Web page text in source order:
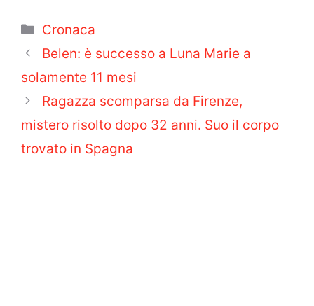
Categorie
Cronaca
Belen: è successo a Luna Marie a
solamente 11 mesi
Ragazza scomparsa da Firenze,
mistero risolto dopo 32 anni. Suo il corpo
trovato in Spagna